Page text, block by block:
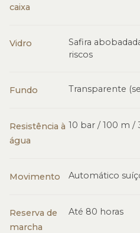
caixa
Vidro
Safira
riscos
Fundo Transparente
Resistência à
água
10 bar / 100 m /
Movimento Automático
Reserva de
marcha
Até 80 horas